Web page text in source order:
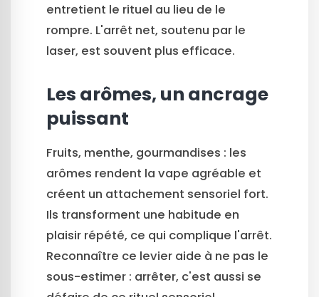
entretient le rituel au lieu de le
rompre. L'arrêt net, soutenu par le
laser, est souvent plus efficace.
Les arômes, un ancrage
puissant
Fruits, menthe, gourmandises : les
arômes rendent la vape agréable et
créent un attachement sensoriel fort.
Ils transforment une habitude en
plaisir répété, ce qui complique l'arrêt.
Reconnaître ce levier aide à ne pas le
sous-estimer : arrêter, c'est aussi se